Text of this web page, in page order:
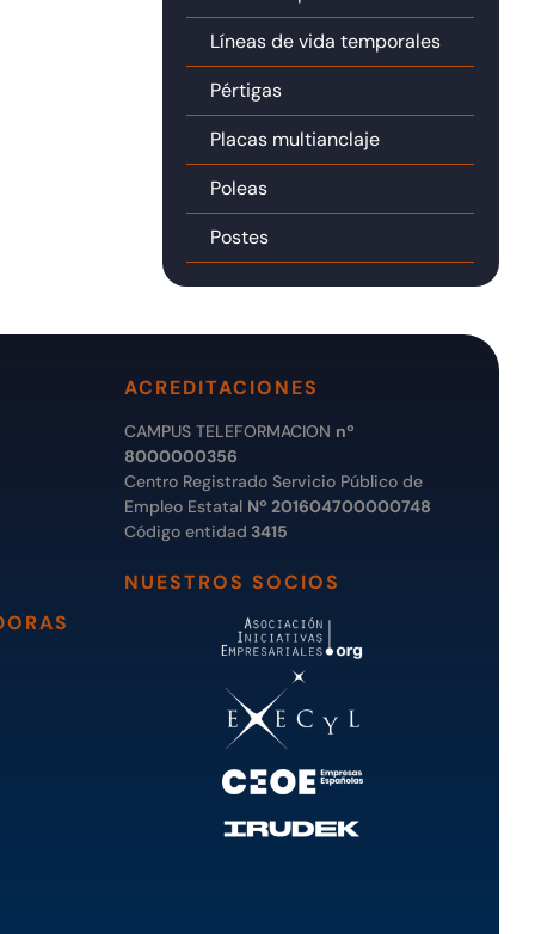
Líneas de vida temporales
Pértigas
Placas multianclaje
Poleas
Postes
ACREDITACIONES
CAMPUS TELEFORMACION nº
8000000356
Centro Registrado Servicio Público de
Empleo Estatal Nº 201604700000748
Código entidad 3415
NUESTROS SOCIOS